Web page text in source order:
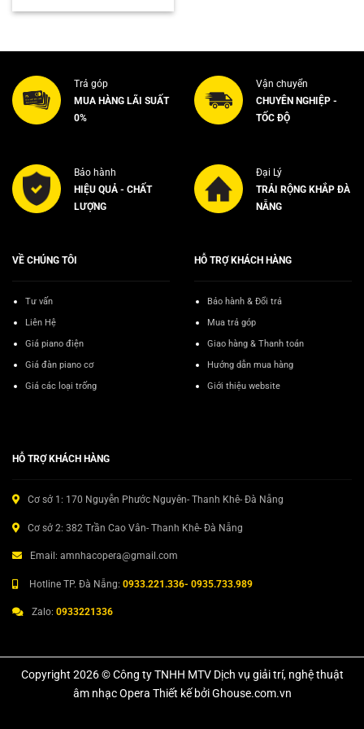
là:
tại
Trả góp
MUA HÀNG LÃI SUẤT
0%
Vận chuyển
CHUYÊN NGHIỆP -
TỐC ĐỘ
Bảo hành
HIỆU QUẢ - CHẤT
LƯỢNG
Đại Lý
TRẢI RỘNG KHẮP ĐÀ
NẴNG
VỀ CHÚNG TÔI
Tư vấn
Liên Hệ
Giá piano điện
Giá đàn piano cơ
Giá các loại trống
HỖ TRỢ KHÁCH HÀNG
Bảo hành & Đổi trả
Mua trả góp
Giao hàng & Thanh toán
Hướng dẫn mua hàng
Giới thiệu website
HỖ TRỢ KHÁCH HÀNG
Cơ sở 1: 170 Nguyễn Phước Nguyên- Thanh Khê- Đà Nẵng
Cơ sở 2: 382 Trần Cao Vân- Thanh Khê- Đà Nẵng
Email: amnhacopera@gmail.com
Hotline TP. Đà Nẵng: 0933.221.336- 0935.733.989
Zalo: 0933221336
Copyright 2026 © Công ty TNHH MTV Dịch vụ giải trí, nghệ thuật
âm nhạc Opera Thiết kế bởi Ghouse.com.vn